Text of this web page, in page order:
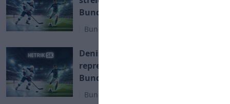
Bundesligy
Bundesliga
Denis Vavro mení dres. Slovenský
reprezentant sa sťahuje do
Bundesligy
Bundesliga